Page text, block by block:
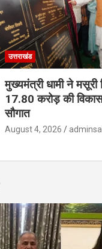
उत्तराखंड
मुख्यमंत्री धामी ने मसूरी
17.80 करोड़ की
सौगात
August 4, 2026